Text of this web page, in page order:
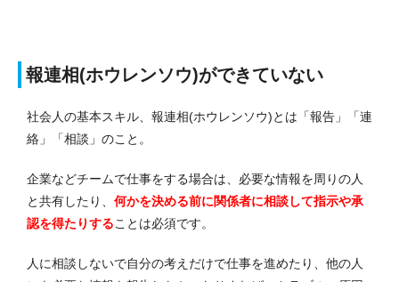
報連相(ホウレンソウ)ができていない
社会人の基本スキル、報連相(ホウレンソウ)とは「報告」「連
絡」「相談」のこと。
企業などチームで仕事をする場合は、必要な情報を周りの人
と共有したり、 何かを決める前に関係者に相談して指示や承
認を得たりすることは必須です。
人に相談しないで自分の考えだけで仕事を進めたり、他の人